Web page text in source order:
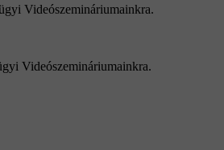
Videószemináriumainkra.
Videószemináriumainkra.